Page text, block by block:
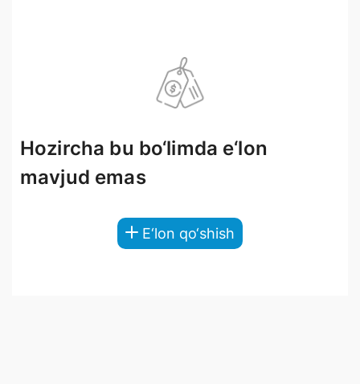
Hozircha bu bo‘limda e‘lon
mavjud emas
E‘lon qo‘shish